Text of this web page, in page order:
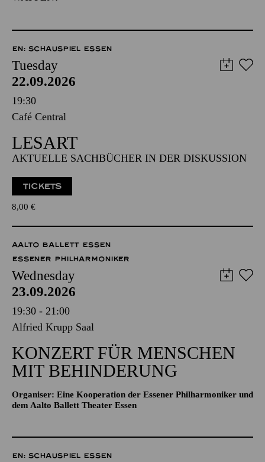
EN: SCHAUSPIEL ESSEN
Tuesday
22.09.2026
19:30
Café Central
LESART
AKTUELLE SACHBÜCHER IN DER DISKUSSION
TICKETS
8,00 €
AALTO BALLETT ESSEN
ESSENER PHILHARMONIKER
Wednesday
23.09.2026
19:30 - 21:00
Alfried Krupp Saal
KONZERT FÜR MENSCHEN
MIT BEHINDERUNG
Organiser: Eine Kooperation der Essener Philharmoniker und
dem Aalto Ballett Theater Essen
EN: SCHAUSPIEL ESSEN